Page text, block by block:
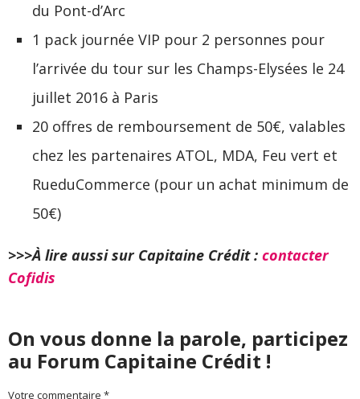
du Pont-d’Arc
1 pack journée VIP pour 2 personnes pour
l’arrivée du tour sur les Champs-Elysées le 24
juillet 2016 à Paris
20 offres de remboursement de 50€, valables
chez les partenaires ATOL, MDA, Feu vert et
RueduCommerce (pour un achat minimum de
50€)
>>>À lire aussi sur Capitaine Crédit : contacter
Cofidis
On vous donne la parole, participez
au Forum Capitaine Crédit !
Votre commentaire *